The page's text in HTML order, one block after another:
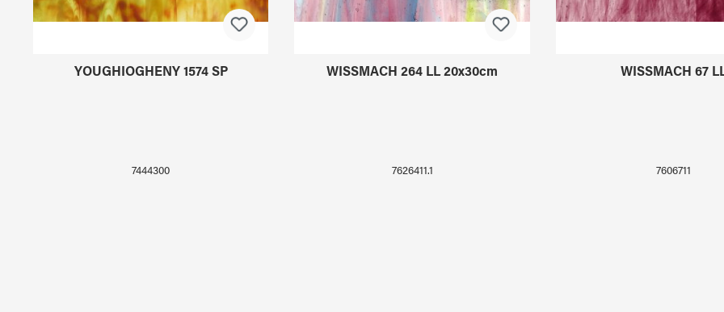
YOUGHIOGHENY 1574 SP
7444300
WISSMACH 264 LL 20x30cm
7626411.1
WISSMACH 67
7606711